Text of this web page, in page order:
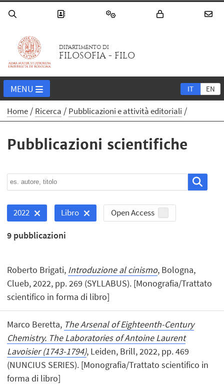
DIPARTIMENTO DI
FILOSOFIA - FILO
IT EN
MENU
Home Ricerca Pubblicazioni e attività editoriali
Pubblicazioni scientifiche
2022 Libro Open Access
9 pubblicazioni
Roberto Brigati, Introduzione al cinismo, Bologna,
Clueb, 2022, pp. 269 (SYLLABUS). [Monografia/Trattato
scientifico in forma di libro]
Marco Beretta, The Arsenal of Eighteenth-Century
Chemistry. The Laboratories of Antoine Laurent
Lavoisier (1743-1794), Leiden, Brill, 2022, pp. 469
(NUNCIUS SERIES). [Monografia/Trattato scientifico in
forma di libro]